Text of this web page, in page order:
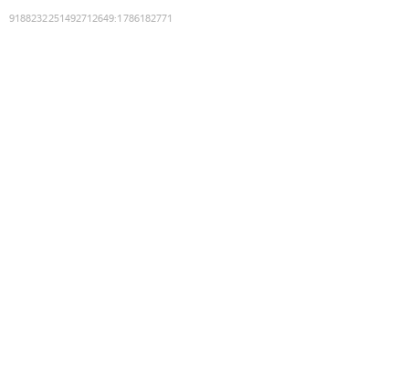
9188232251492712649:1786182771